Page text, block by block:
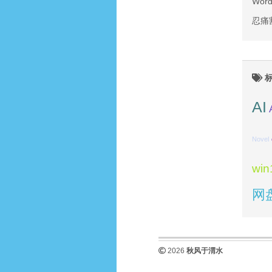
忍痛
AI
Novel
网
2026秋风于渭水